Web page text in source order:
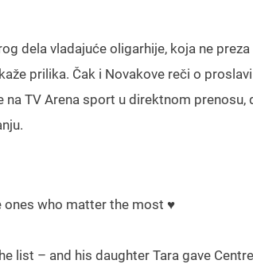
dela vladajuće oligarhije, koja ne
prilika. Čak i Novakove reči o
TV Arena sport u direktnom prenosu,
ones who matter the most ♥️
list – and his daughter Tara gave